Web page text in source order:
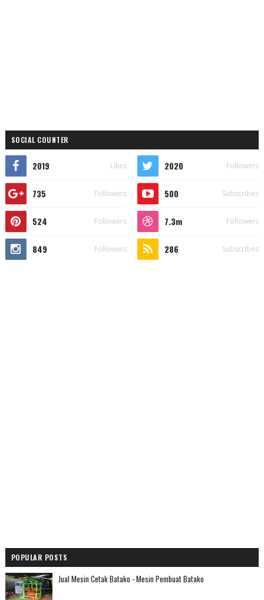
SOCIAL COUNTER
2019 Likes 2020 Followers
735 Followers 500 Subscribes
524 Followers 7.3m Followers
849 Followers 286 Subscribes
POPULAR POSTS
Jual Mesin Cetak Batako - Mesin Pembuat Batako